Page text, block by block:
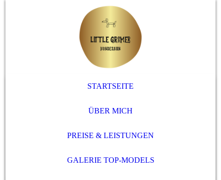
STARTSEITE
ÜBER MICH
PREISE & LEISTUNGEN
GALERIE TOP-MODELS